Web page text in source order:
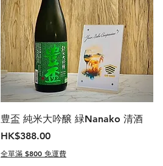
豊盃 純米大吟醸 緑Nanako 清酒
價格
HK$388.00
全單滿 $800 免運費